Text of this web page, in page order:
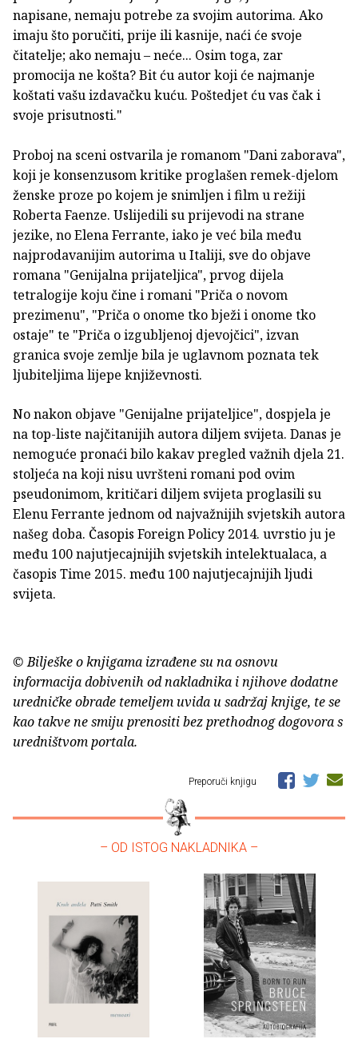
napisane, nemaju potrebe za svojim autorima. Ako
imaju što poručiti, prije ili kasnije, naći će svoje
čitatelje; ako nemaju – neće... Osim toga, zar
promocija ne košta? Bit ću autor koji će najmanje
koštati vašu izdavačku kuću. Poštedjet ću vas čak i
svoje prisutnosti."
Proboj na sceni ostvarila je romanom "Dani zaborava",
koji je konsenzusom kritike proglašen remek-djelom
ženske proze po kojem je snimljen i film u režiji
Roberta Faenze. Uslijedili su prijevodi na strane
jezike, no Elena Ferrante, iako je već bila među
najprodavanijim autorima u Italiji, sve do objave
romana "Genijalna prijateljica", prvog dijela
tetralogije koju čine i romani "Priča o novom
prezimenu", "Priča o onome tko bježi i onome tko
ostaje" te "Priča o izgubljenoj djevojčici", izvan
granica svoje zemlje bila je uglavnom poznata tek
ljubiteljima lijepe književnosti.
No nakon objave "Genijalne prijateljice", dospjela je
na top-liste najčitanijih autora diljem svijeta. Danas je
nemoguće pronaći bilo kakav pregled važnih djela 21.
stoljeća na koji nisu uvršteni romani pod ovim
pseudonimom, kritičari diljem svijeta proglasili su
Elenu Ferrante jednom od najvažnijih svjetskih autora
našeg doba. Časopis Foreign Policy 2014. uvrstio ju je
među 100 najutjecajnijih svjetskih intelektualaca, a
časopis Time 2015. među 100 najutjecajnijih ljudi
svijeta.
© Bilješke o knjigama izrađene su na osnovu
informacija dobivenih od nakladnika i njihove dodatne
uredničke obrade temeljem uvida u sadržaj knjige, te se
kao takve ne smiju prenositi bez prethodnog dogovora s
uredništvom portala.
Preporuči knjigu
– OD ISTOG NAKLADNIKA –